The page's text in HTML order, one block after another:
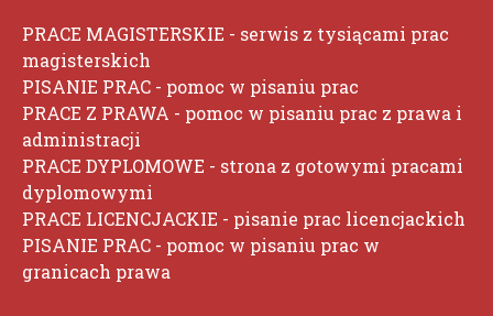
PRACE MAGISTERSKIE - serwis z tysiącami prac
magisterskich
PISANIE PRAC - pomoc w pisaniu prac
PRACE Z PRAWA - pomoc w pisaniu prac z prawa i
administracji
PRACE DYPLOMOWE - strona z gotowymi pracami
dyplomowymi
PRACE LICENCJACKIE - pisanie prac licencjackich
PISANIE PRAC - pomoc w pisaniu prac w
granicach prawa